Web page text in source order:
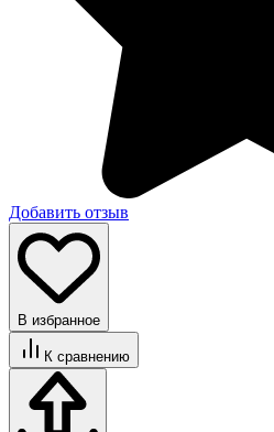
Добавить отзыв
В избранное
К сравнению